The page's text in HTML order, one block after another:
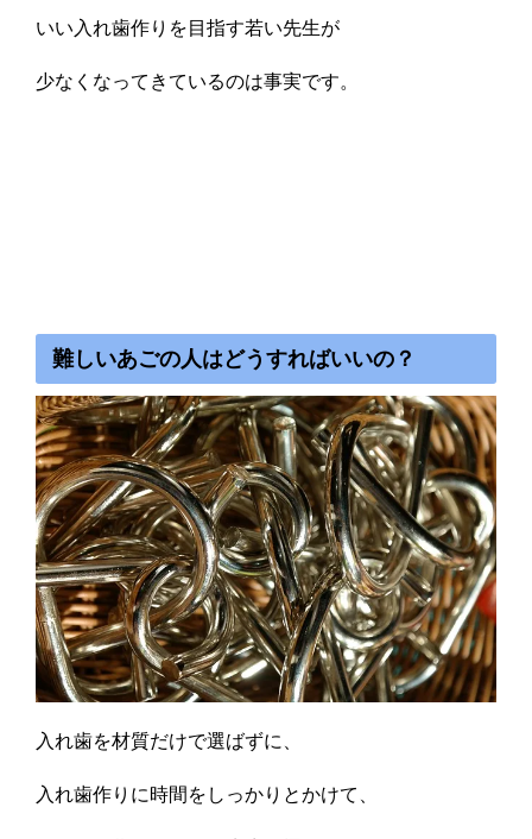
いい入れ歯作りを目指す若い先生が
少なくなってきているのは事実です。
難しいあごの人はどうすればいいの？
入れ歯を材質だけで選ばずに、
入れ歯作りに時間をしっかりとかけて、